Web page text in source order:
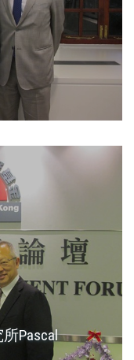
Pascal